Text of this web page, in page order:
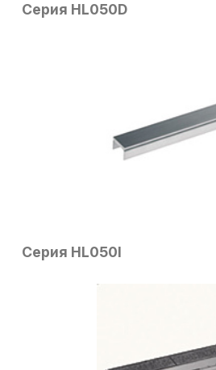
Серия HL050D
Серия HL050I